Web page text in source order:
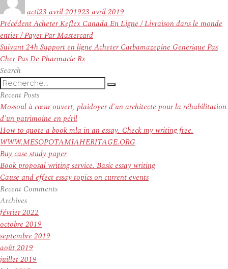
actile
23 avril 201923 avril 2019
Navigation
de
l’article
PrécédentArticle
précédent :
Acheter Keflex Canada En Ligne / Livraison dans le monde
entier / Payer Par Mastercard
SuivantArticle
suivant :
24h Support en ligne Acheter Carbamazepine Generique Pas
Cher Pas De Pharmacie Rx
Search
Recherche
pour
:
Recherche
Recent Posts
Mossoul à cœur ouvert, plaidoyer d’un architecte pour la réhabilitation
d’un patrimoine en péril
How to quote a book mla in an essay. Check my writing free.
WWW.MESOPOTAMIAHERITAGE.ORG
Buy case study paper
Book proposal writing service. Basic essay writing
Cause and effect essay topics on current events
Recent Comments
Archives
février 2022
octobre 2019
septembre 2019
août 2019
juillet 2019